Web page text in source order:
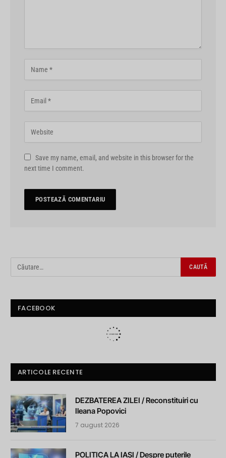
Save my name, email, and website in this browser for the
next time I comment.
FACEBOOK
ARTICOLE RECENTE
DEZBATEREA ZILEI / Reconstituiri cu
Ileana Popovici
7 august 2026
POLITICA LA IAȘI / Despre puterile